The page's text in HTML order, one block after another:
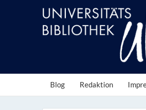
Blog Redaktion